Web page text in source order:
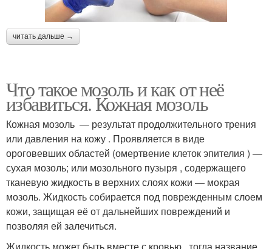
читать дальше →
Что такое мозоль и как от неё
избавиться. Кожная мозоль
Кожная мозоль — результат продолжительного трения
или давления на кожу . Проявляется в виде
ороговевших областей (омертвение клеток эпителия ) —
сухая мозоль; или мозольного пузыря , содержащего
тканевую жидкость в верхних слоях кожи — мокрая
мозоль. Жидкость собирается под поврежденным слоем
кожи, защищая её от дальнейших повреждений и
позволяя ей залечиться.
Жидкость может быть вместе с кровью , тогда название